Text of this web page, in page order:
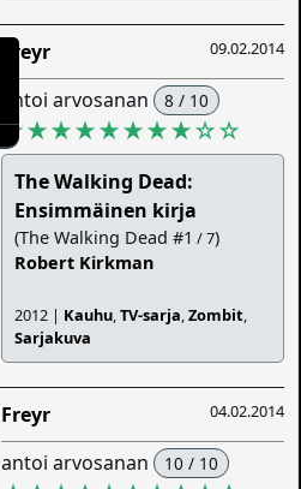
09.02.2014
Freyr
antoi arvosanan 8 / 10
★★★★★★★★☆☆
The Walking Dead:
Ensimmäinen kirja
(The Walking Dead #1 / 7)
Robert Kirkman
2012 | Kauhu,TV-sarja,Zombit,
Sarjakuva
04.02.2014
Freyr
antoi arvosanan 10 / 10